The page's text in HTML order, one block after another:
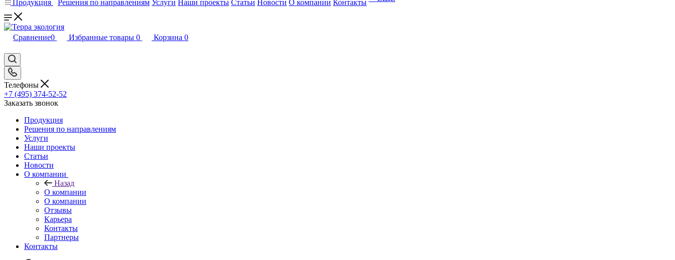
Продукция
Решения по направлениям Услуги Наши проекты Статьи Новости О компании Контакты
Сравнение0 Избранные товары 0 Корзина 0
Телефоны
+7 (495) 374-52-52
Заказать звонок
Продукция
Решения по направлениям
Услуги
Наши проекты
Статьи
Новости
О компании
Назад
О компании
О компании
Отзывы
Карьера
Контакты
Партнеры
Контакты